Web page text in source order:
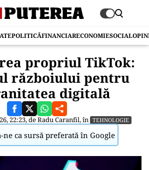
POLITICĂFINANCIARECONOMIESOCIAL
propriul TikTok:
războiului pentru
digitală
22:23, deRadu Caranfil, în TEHNOLOGIE
ne ca sursă preferată în Google